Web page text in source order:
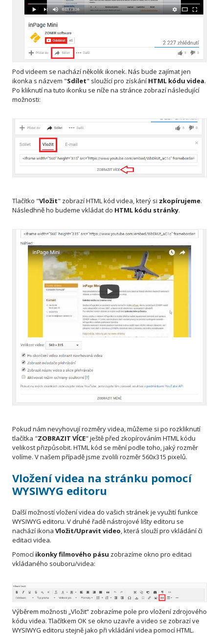
Pod videem se nachází několik ikonek. Nás bude zajímat jen
ikonka s názvem "Sdílet" sloužící pro získání HTML kódu videa.
Po kliknutí na tuto ikonku se níže na stránce zobrazí následující
možnosti:
Tlačítko "Vložit" zobrazí HTML kód videa, který si zkopírujeme.
Následhně ho budeme vkládat do HTML kódu stránky.
Pokud nám nevyhovují rozměry videa, můžeme si po rozkliknutí
tlačítka "ZOBRAZIT VÍCE" ještě před zkopírováním HTML kódu
velikost přizpůsobit. HTML kód se mění podle toho, jaký rozměr
volíme. V našem případě jsme zvolili rozměr 560x315 pixelů.
Vložení videa na stránku pomocí
WYSIWYG editoru
Další možností vložení videa do vašich stránek je využití funkce
WYSIWYG editoru. V druhé řadě nástrojové lišty editoru se
nachází ikona Vložit/Upravit video, která slouží pro vkládání či
editaci videa.
Pomocí ikonky filmového pásu zobrazíme okno pro editaci
vkládaného souboru/videa:
Výběrem možnosti „Vložit“ zobrazíme pole pro vložení zdrojového
kódu videa. Tlačítkem OK se okno uzavře a video se zobrazí ve
WYSIWYG editoru stejně jako při vkládání videa pomocí HTML.